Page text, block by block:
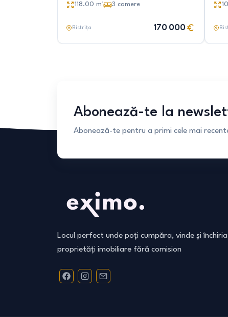
118.00 m² 3 camere
Bistrița 170 000
Abonează-te la
Abonează-te pentru a primi cele mai
Locul perfect unde poți cumpăra, vinde și închiria
proprietăți imobiliare fără comision